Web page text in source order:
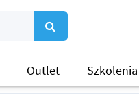
Outlet Szkolenia